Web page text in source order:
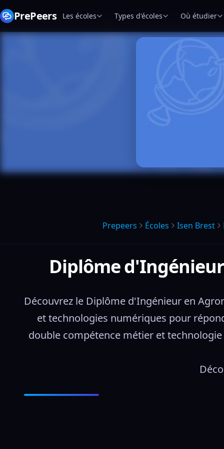
PrePeers Les écoles Types d'écoles Où étudier
Prepeers Écoles Isen Brest
Diplôme
Découvrez le Diplôme d'Ingénieur en
et technologies numériques pour
double compétence métier et